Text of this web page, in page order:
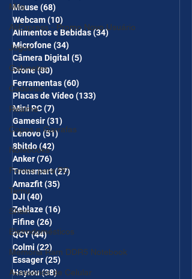
Mifa
AliExpress - Promo Novo Usuário
Jogos
Gabinetes
Cadeiras
Realme
Copos e Garrafas
Notebooks
Fontes para PC
Temu
Shein
Eletrodomésticos
Memória Ram DDR5 Notebook
Acessórios de Celular
Mouse(68)
Webcam(10)
Alimentos e Bebidas(34)34 posts
Microfone(34)
Câmera Digital (5)
Drone(80)
Ferramentas(60)
Placas de Vídeo(133)
Mini PC(7)
Gamesir(31)
Lenovo(51)51 posts
8bitdo(42)
Anker(76)
Tronsmart(27)
Amazfit(35)
DJI (40)
Zeblaze(16)
Fifine(26)
QCY(44)44 posts
Colmi (22) 22 posts
Essager(25)
Haylou(38)38 posts